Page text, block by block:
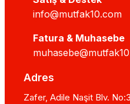
info@mutfak10.com
Fatura & Muhasebe
Adres
Zafer, Adile Naşit Blv.